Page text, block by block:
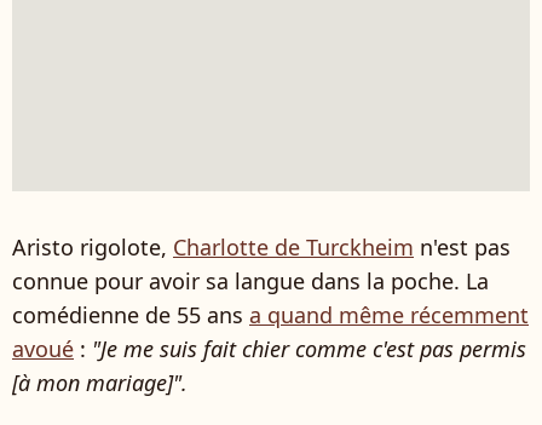
Aristo rigolote, Charlotte de Turckheim n'est pas
connue pour avoir sa langue dans la poche. La
comédienne de 55 ans a quand même récemment
avoué : "Je me suis fait chier comme c'est pas permis
[à mon mariage]".